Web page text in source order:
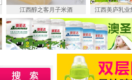
江西醇之客月子米酒 江西美庐乳业